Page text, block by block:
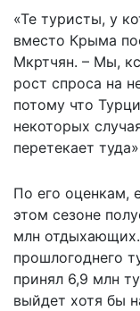
«Те туристы, у
вместо Крыма
Мкртчян. – Мы,
рост спроса на
потому что
некоторых
перетекает
По его оценкам,
этом сезоне
млн отдыхающих.
прошлогоднего
принял 6,9 млн
выйдет хотя бы